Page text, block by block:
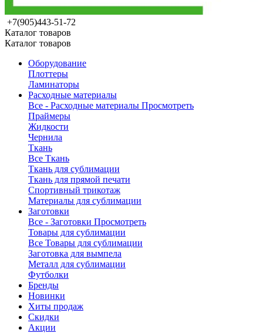
+7(905)443-51-72
Каталог товаров
Каталог товаров
Оборудование
Плоттеры
Ламинаторы
Расходные материалы
Все - Расходные материалы Просмотреть
Праймеры
Жидкости
Чернила
Ткань
Все Ткань
Ткань для сублимации
Ткань для прямой печати
Спортивный трикотаж
Материалы для сублимации
Заготовки
Все - Заготовки Просмотреть
Товары для сублимации
Все Товары для сублимации
Заготовка для вымпела
Металл для сублимации
Футболки
Бренды
Новинки
Хиты продаж
Скидки
Акции